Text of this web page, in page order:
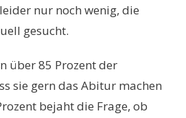
nur noch wenig, die
gesucht.
über 85 Prozent der
sie gern das Abitur machen
bejaht die Frage, ob